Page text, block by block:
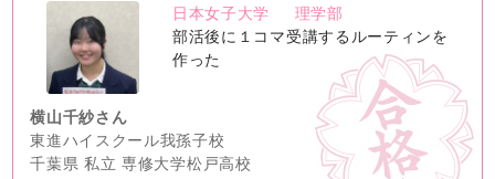
no
image
日本女子大学
理学部
部活後に１コマ受講するルーティンを
作った
横山千紗さん
東進ハイスクール我孫子校
千葉県 私立 専修大学松戸高校